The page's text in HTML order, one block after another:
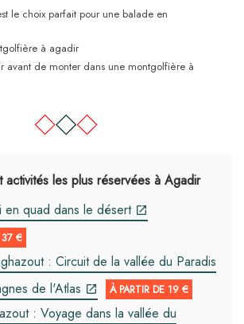
le choix parfait pour une balade en
à agadir
avant de monter dans une montgolfière à
activités les plus réservées à Agadir
en quad dans le désert
37 €
: Circuit de la vallée du Paradis
de l'Atlas
À PARTIR DE 19 €
: Voyage dans la vallée du